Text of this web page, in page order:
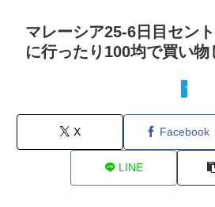
マレーシア25-6日目セン
に行ったり100均で買い物
マレーシ
X Facebook
LINE